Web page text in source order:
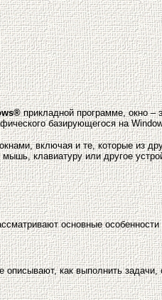
прикладной программе, окно –
базирующегося на
включая и те, которые из
клавиатуру или другое
основные
как выполнить задачи,